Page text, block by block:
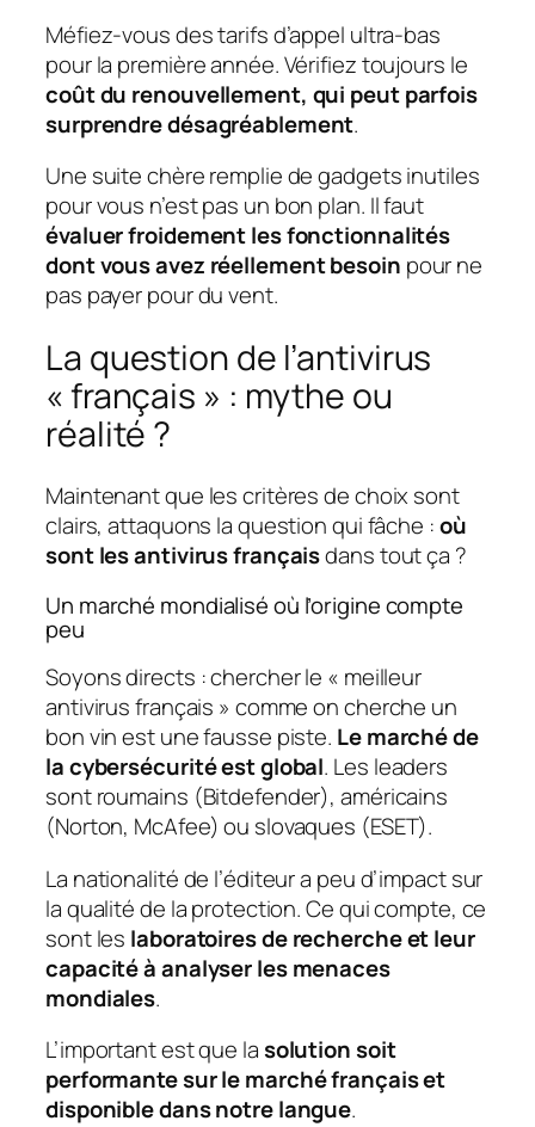
Méfiez-vous des tarifs d’appel ultra-bas
pour la première année. Vérifiez toujours le
coût du renouvellement, qui peut parfois
surprendre désagréablement.
Une suite chère remplie de gadgets inutiles
pour vous n’est pas un bon plan. Il faut
évaluer froidement les fonctionnalités
dont vous avez réellement besoin pour ne
pas payer pour du vent.
La question de l’antivirus
« français » : mythe ou
réalité ?
Maintenant que les critères de choix sont
clairs, attaquons la question qui fâche :où
sont les antivirus françaisdans tout ça ?
Un marché mondialisé où l’origine compte
peu
Soyons directs : chercher le « meilleur
antivirus français » comme on cherche un
bon vin est une fausse piste. Le marché de
la cybersécurité est global. Les leaders
sont roumains (Bitdefender), américains
(Norton, McAfee) ou slovaques (ESET).
La nationalité de l’éditeur a peu d’impact sur
la qualité de la protection. Ce qui compte, ce
sont les laboratoires de recherche et leur
capacité à analyser les menaces
mondiales.
L’important est que lasolution soit
performante sur le marché français et
disponible dans notre langue.